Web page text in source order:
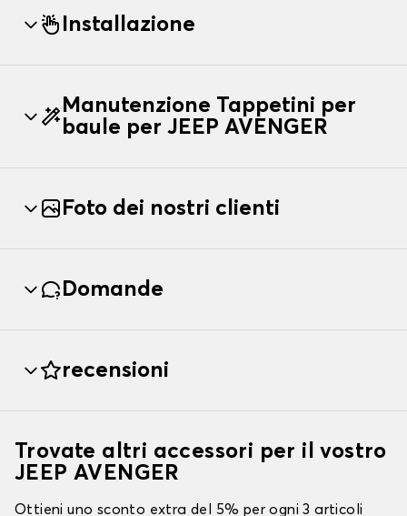
Installazione
Manutenzione Tappetini per
baule per JEEP AVENGER
Foto dei nostri clienti
Domande
recensioni
Trovate altri accessori per il vostro
JEEP AVENGER
Ottieni uno sconto extra del 5% per ogni 3 articoli